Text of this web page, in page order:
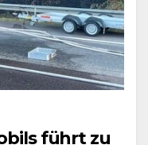
führt zu